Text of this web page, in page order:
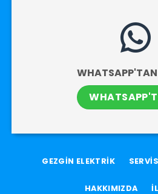
GEZGİN ELEKTRİK
HAKKIMIZDA